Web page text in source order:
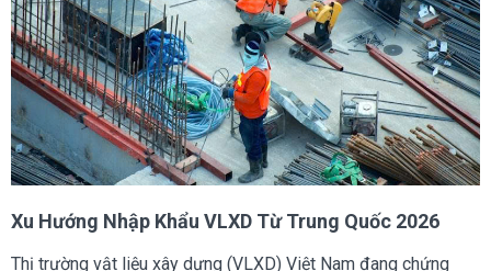
Xu Hướng Nhập Khẩu VLXD Từ Trung Quốc 2026
Thị trường vật liệu xây dựng (VLXD) Việt Nam đang chứng